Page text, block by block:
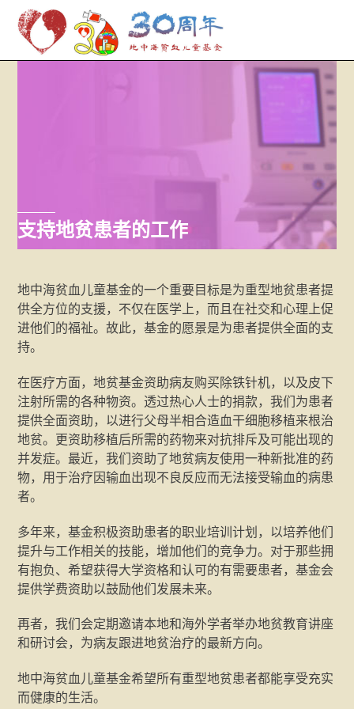
支持地贫患者的工作
地中海贫血儿童基金的一个重要目标是为重型地贫患者提
供全方位的支援，不仅在医学上，而且在社交和心理上促
进他们的福祉。故此，基金的愿景是为患者提供全面的支
持。
在医疗方面，地贫基金资助病友购买除铁针机，以及皮下
注射所需的各种物资。透过热心人士的捐款，我们为患者
提供全面资助，以进行父母半相合造血干细胞移植来根治
地贫。更资助移植后所需的药物来对抗排斥及可能出现的
并发症。最近，我们资助了地贫病友使用一种新批准的药
物，用于治疗因输血出现不良反应而无法接受输血的病患
者。
多年来，基金积极资助患者的职业培训计划，以培养他们
提升与工作相关的技能，增加他们的竞争力。对于那些拥
有抱负、希望获得大学资格和认可的有需要患者，基金会
提供学费资助以鼓励他们发展未来。
再者，我们会定期邀请本地和海外学者举办地贫教育讲座
和研讨会，为病友跟进地贫治疗的最新方向。
地中海贫血儿童基金希望所有重型地贫患者都能享受充实
而健康的生活。